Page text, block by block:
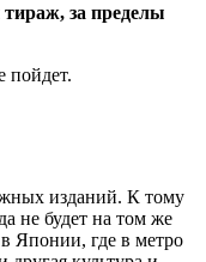
за пределы
пойдет.
изданий. К тому
не будет на том же
Японии, где в метро